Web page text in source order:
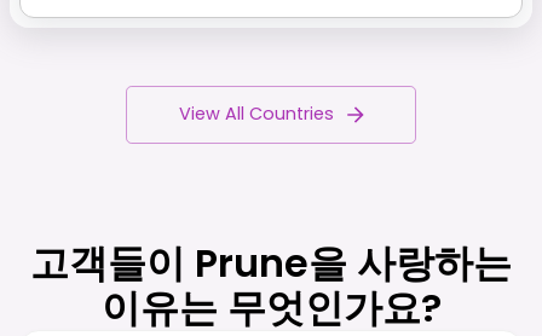
View All Countries
고객들이 Prune을 사랑하는
이유는 무엇인가요?